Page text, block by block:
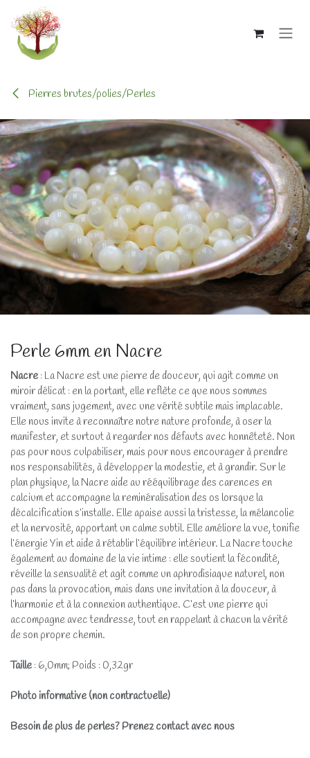
Se rendre au contenu
Pierres brutes/polies/Perles
Perle 6mm en Nacre
Nacre : La Nacre est une pierre de douceur, qui agit comme un
miroir délicat : en la portant, elle reflète ce que nous sommes
vraiment, sans jugement, avec une vérité subtile mais implacable.
Elle nous invite à reconnaître notre nature profonde, à oser la
manifester, et surtout à regarder nos défauts avec honnêteté. Non
pas pour nous culpabiliser, mais pour nous encourager à prendre
nos responsabilités, à développer la modestie, et à grandir. Sur le
plan physique, la Nacre aide au rééquilibrage des carences en
calcium et accompagne la reminéralisation des os lorsque la
décalcification s’installe. Elle apaise aussi la tristesse, la mélancolie
et la nervosité, apportant un calme subtil. Elle améliore la vue, tonifie
l’énergie Yin et aide à rétablir l’équilibre intérieur. La Nacre touche
également au domaine de la vie intime : elle soutient la fécondité,
réveille la sensualité et agit comme un aphrodisiaque naturel, non
pas dans la provocation, mais dans une invitation à la douceur, à
l’harmonie et à la connexion authentique. C’est une pierre qui
accompagne avec tendresse, tout en rappelant à chacun la vérité
de son propre chemin.
Taille : 6,0mm; Poids : 0,32gr
Photo informative (non contractuelle)
Besoin de plus de perles? Prenez contact avec nous